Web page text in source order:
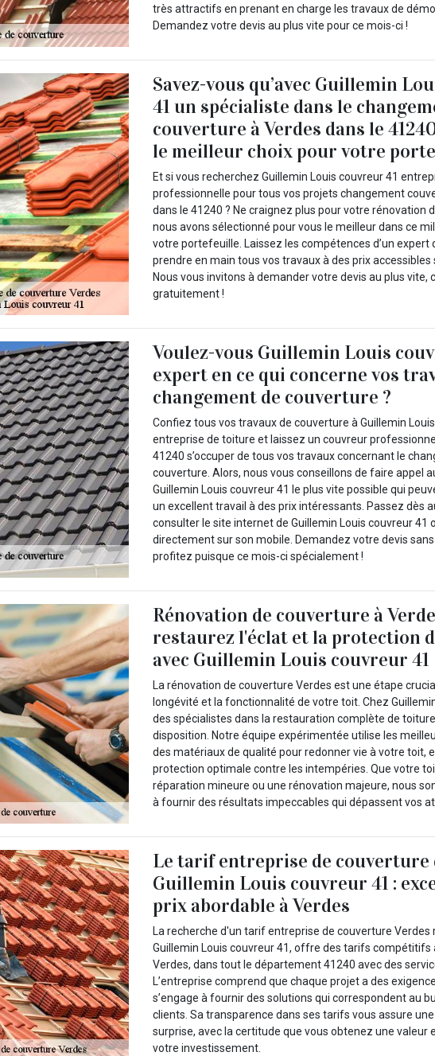
très attractifs en prenant en charge les travaux de
Demandez votre devis au plus vite pour ce mois-ci !
Savez-vous qu’avec Guillemin
41 un spécialiste dans le
couverture à Verdes dans le
le meilleur choix pour votre
Et si vous recherchez Guillemin Louis couvreur 41
professionnelle pour tous vos projets changement
dans le 41240 ? Ne craignez plus pour votre rénovation
nous avons sélectionné pour vous le meilleur dans ce
votre portefeuille. Laissez les compétences d’un expert
prendre en main tous vos travaux à des prix accessibles
Nous vous invitons à demander votre devis au plus vite,
gratuitement !
Voulez-vous Guillemin Louis
expert en ce qui concerne vos
changement de couverture ?
Confiez tous vos travaux de couverture à Guillemin
entreprise de toiture et laissez un couvreur
41240 s’occuper de tous vos travaux concernant le
couverture. Alors, nous vous conseillons de faire appel
Guillemin Louis couvreur 41 le plus vite possible qui
un excellent travail à des prix intéressants. Passez dès
consulter le site internet de Guillemin Louis couvreur 41
directement sur son mobile. Demandez votre devis
profitez puisque ce mois-ci spécialement !
Rénovation de couverture à
restaurez l'éclat et la protection
avec Guillemin Louis couvreur 41
La rénovation de couverture Verdes est une étape
longévité et la fonctionnalité de votre toit. Chez
des spécialistes dans la restauration complète de
disposition. Notre équipe expérimentée utilise les
des matériaux de qualité pour redonner vie à votre toit,
protection optimale contre les intempéries. Que votre
réparation mineure ou une rénovation majeure, nous
à fournir des résultats impeccables qui dépassent vos
Le tarif entreprise de couverture
Guillemin Louis couvreur 41 :
prix abordable à Verdes
La recherche d'un tarif entreprise de couverture Verdes
Guillemin Louis couvreur 41, offre des tarifs compétitifs
Verdes, dans tout le département 41240 avec des
L’entreprise comprend que chaque projet a des
s’engage à fournir des solutions qui correspondent au
clients. Sa transparence dans ses tarifs vous assure
surprise, avec la certitude que vous obtenez une valeur
votre investissement.